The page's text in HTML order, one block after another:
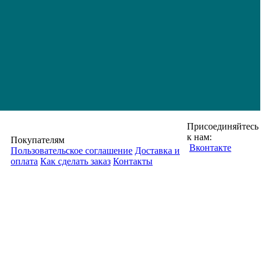
Покупателям
Пользовательское соглашение Доставка и
оплата Как сделать заказ Контакты
Присоединяйтесь
к нам:
Вконтакте